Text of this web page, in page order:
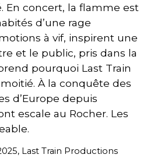
En concert, la flamme est
d’une rage
à vif, inspirent une
et le public, pris dans la
pourquoi Last Train
À la conquête des
d’Europe depuis
escale au Rocher. Les
Last Train Productions